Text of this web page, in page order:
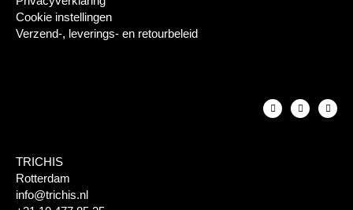
Cookie instellingen
Verzend-, leverings- en retourbeleid
TRICHIS
Rotterdam
info@trichis.nl